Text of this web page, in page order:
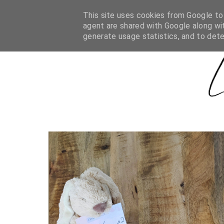
MALU KEIZER SWARTJES OVER
This site uses cookies from Google
agent are shared with Google along
generate usage statistics, and to